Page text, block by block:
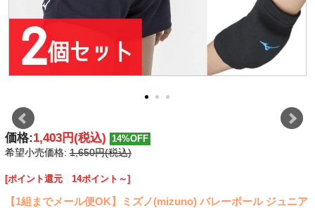
価格:1,403円(税込) 14%OFF
希望小売価格:1,650円(税込)
[ポイント還元 14ポイント～]
【1組までメール便OK】ミズノ(mizuno) バレーボール ジュニア